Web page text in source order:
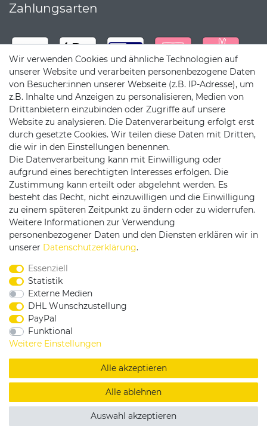
Zahlungsarten
Versandpartner
Service & Kontakt
Rufen Sie uns an unter:
0375 - 21459172
Widerrufsrecht |
Impressum
Copyright by König Design
DESIGNED BYKS-COMMERCE
Wir verwenden Cookies und ähnliche Technologien auf
unserer Website und verarbeiten personenbezogene Daten
von Besucher:innen unserer Webseite (z.B. IP-Adresse), um
z.B. Inhalte und Anzeigen zu personalisieren, Medien von
Drittanbietern einzubinden oder Zugriffe auf unsere
Website zu analysieren. Die Datenverarbeitung erfolgt erst
durch gesetzte Cookies. Wir teilen diese Daten mit Dritten,
die wir in den Einstellungen benennen.
Die Datenverarbeitung kann mit Einwilligung oder
aufgrund eines berechtigten Interesses erfolgen. Die
Zustimmung kann erteilt oder abgelehnt werden. Es
besteht das Recht, nicht einzuwilligen und die Einwilligung
zu einem späteren Zeitpunkt zu ändern oder zu widerrufen.
Weitere Informationen zur Verwendung
personenbezogener Daten und den Diensten erklären wir in
unserer Daten­schutz­erklärung.
Essenziell
Statistik
Externe Medien
DHL Wunschzustellung
PayPal
Funktional
Weitere Einstellungen
Alle akzeptieren
Alle ablehnen
Auswahl akzeptieren